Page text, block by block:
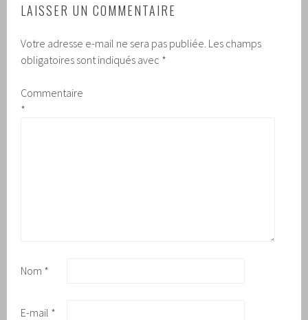
LAISSER UN COMMENTAIRE
Votre adresse e-mail ne sera pas publiée. Les champs
obligatoires sont indiqués avec *
Commentaire
*
Nom *
E-mail *